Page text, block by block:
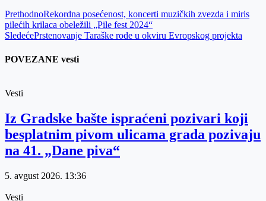
PrethodnoRekordna posećenost, koncerti muzičkih zvezda i miris
pilećih krilaca obeležili „Pile fest 2024“
SledećePrstenovanje Taraške rode u okviru Evropskog projekta
POVEZANE vesti
Vesti
Iz Gradske bašte ispraćeni pozivari koji
besplatnim pivom ulicama grada pozivaju
na 41. „Dane piva“
5. avgust 2026. 13:36
Vesti